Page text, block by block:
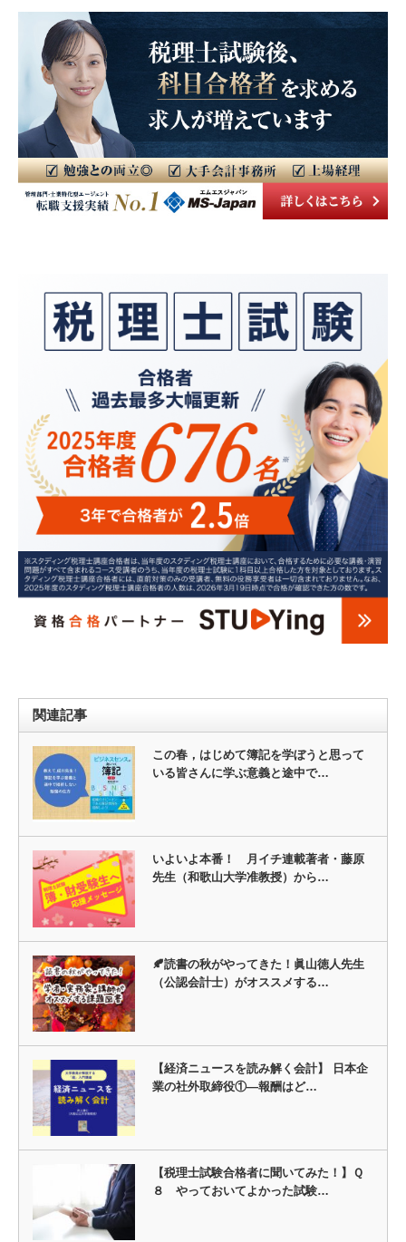
関連記事
この春，はじめて簿記を学ぼうと思って
いる皆さんに学ぶ意義と途中で…
いよいよ本番！ 月イチ連載著者・藤原
先生（和歌山大学准教授）から…
🍂読書の秋がやってきた！眞山徳人先生
（公認会計士）がオススメする…
【経済ニュースを読み解く会計】 日本企
業の社外取締役①―報酬はど…
【税理士試験合格者に聞いてみた！】Ｑ
８ やっておいてよかった試験…